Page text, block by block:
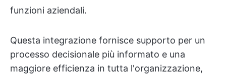
funzioni aziendali.
Questa integrazione fornisce supporto per un
processo decisionale più informato e una
maggiore efficienza in tutta l'organizzazione,